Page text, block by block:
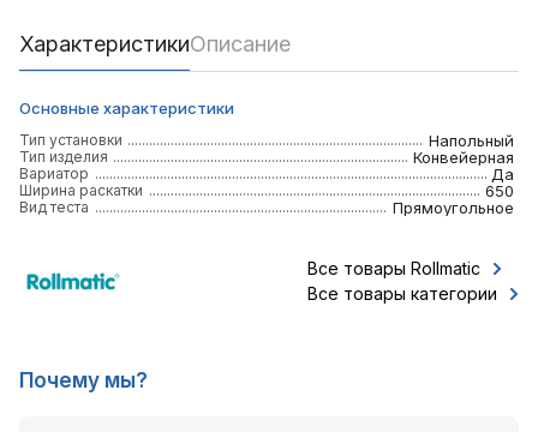
ХарактеристикиОписание
Основные характеристики
Тип установки Напольный
Тип изделия Конвейерная
Вариатор Да
Ширина раскатки 650
Вид теста Прямоугольное
Все товары Rollmatic
Все товары категории
Почему мы?